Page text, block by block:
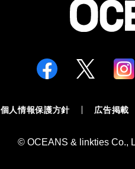
個人情報保護方針 広告掲載
© OCEANS & linkties Co.,